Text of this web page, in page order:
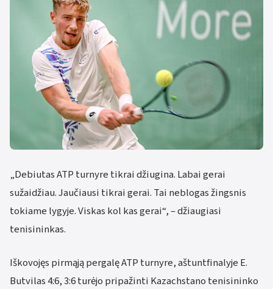
„Debiutas ATP turnyre tikrai džiugina. Labai gerai
sužaidžiau. Jaučiausi tikrai gerai. Tai neblogas žingsnis
tokiame lygyje. Viskas kol kas gerai“, – džiaugiasi
tenisininkas.
Iškovojęs pirmąją pergalę ATP turnyre, aštuntfinalyje E.
Butvilas 4:6, 3:6 turėjo pripažinti Kazachstano tenisininko